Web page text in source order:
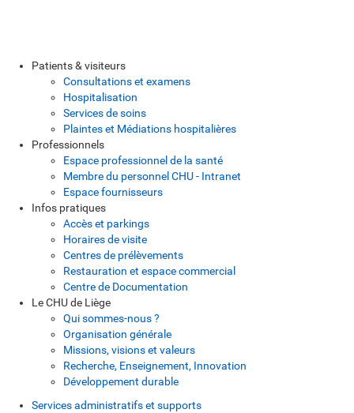
Patients & visiteurs
Consultations et examens
Hospitalisation
Services de soins
Plaintes et Médiations hospitalières
Professionnels
Espace professionnel de la santé
Membre du personnel CHU - Intranet
Espace fournisseurs
Infos pratiques
Accès et parkings
Horaires de visite
Centres de prélèvements
Restauration et espace commercial
Centre de Documentation
Le CHU de Liège
Qui sommes-nous ?
Organisation générale
Missions, visions et valeurs
Recherche, Enseignement, Innovation
Développement durable
Services administratifs et supports